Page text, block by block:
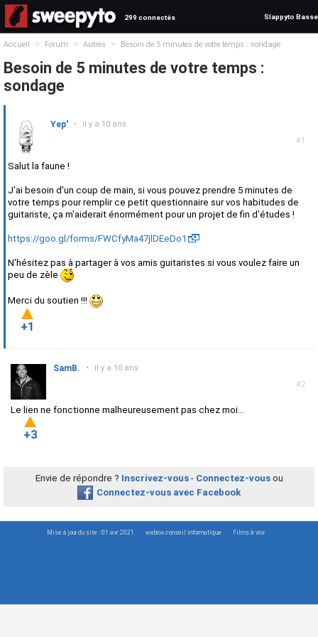
299 connectés Slappyto Basse
Accueil > Forum > Autres > Besoin de 5 minutes de votre temps : sondage
Besoin de 5 minutes de votre temps :
sondage
#1
Yep' • il y a 10 ans
Salut la faune !
J'ai besoin d'un coup de main, si vous pouvez prendre 5 minutes de
votre temps pour remplir ce petit questionnaire sur vos habitudes de
guitariste, ça m'aiderait énormément pour un projet de fin d'études !
https://goo.gl/forms/FWCfyMa47jlDEeDo1
N'hésitez pas à partager à vos amis guitaristes si vous voulez faire un
peu de zèle
Merci du soutien !!!
+1
#2
SamB. • il y a 10 ans
Le lien ne fonctionne malheureusement pas chez moi...
+3
Envie de répondre ? Inscrivez-vous- Connectez-vousou
Connectez-vous avec Facebook
Mise à jour du site : 01 avr. 2021 webrox conseil informatique Films à voir